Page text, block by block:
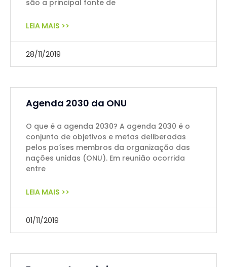
são a principal fonte de
LEIA MAIS >>
28/11/2019
Agenda 2030 da ONU
O que é a agenda 2030? A agenda 2030 é o
conjunto de objetivos e metas deliberadas
pelos países membros da organização das
nações unidas (ONU). Em reunião ocorrida
entre
LEIA MAIS >>
01/11/2019